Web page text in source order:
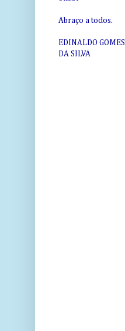
Abraço a todos.
EDINALDO GOMES
DA SILVA